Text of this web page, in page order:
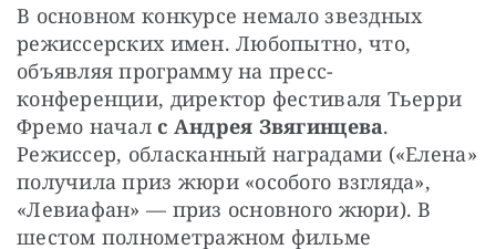
В основном конкурсе немало звездных
режиссерских имен. Любопытно, что,
объявляя программу на пресс-
конференции, директор фестиваля Тьерри
Фремо начал с Андрея Звягинцева.
Режиссер, обласканный наградами («Елена»
получила приз жюри «особого взгляда»,
«Левиафан» — приз основного жюри). В